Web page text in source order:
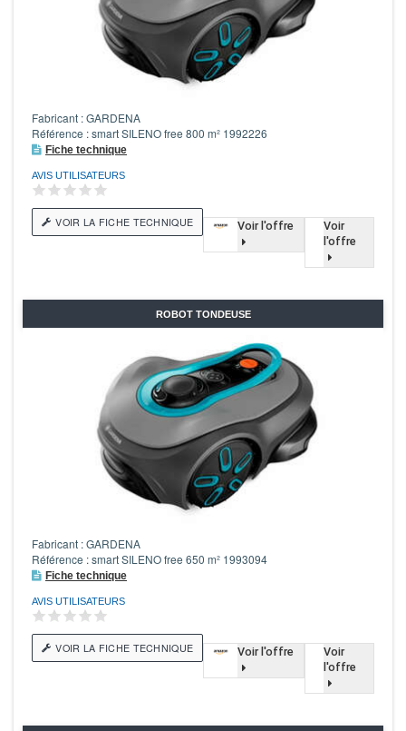
Fabricant : GARDENA
Référence : smart SILENO free 800 m² 1992226
Fiche technique
AVIS UTILISATEURS
VOIR LA FICHE TECHNIQUE Voir l'offre
Voir
l'offre
ROBOT TONDEUSE
Fabricant : GARDENA
Référence : smart SILENO free 650 m² 1993094
Fiche technique
AVIS UTILISATEURS
VOIR LA FICHE TECHNIQUE Voir l'offre
Voir
l'offre